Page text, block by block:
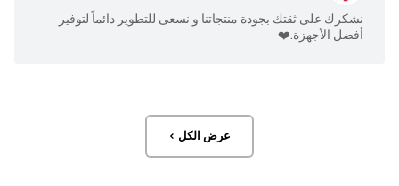
10100 مللي أمبير (قياسي)
سعة البطارية
نشكرك على ثقتك بجودة منتجاتنا و نسعى للتطوير دائماً لتوفير
أفضل الأجهزة.❤️
عرض الكل >